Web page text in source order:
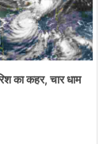
का कहर, चार धाम